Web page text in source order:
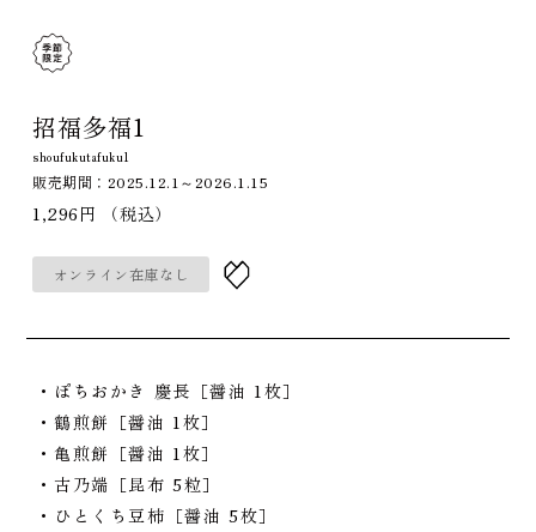
招福多福1
shoufukutafuku1
販売期間：2025.12.1～2026.1.15
1,296円 （税込）
オンライン在庫なし
・ぽちおかき 慶長［醤油 1枚］
・鶴煎餅［醤油 1枚］
・亀煎餅［醤油 1枚］
・古乃端［昆布 5粒］
・ひとくち豆柿［醤油 5枚］